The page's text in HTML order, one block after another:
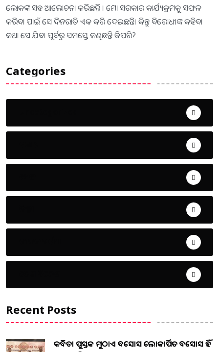
ଲୋକଙ୍କ ସହ ଆଲୋଚନା କରିଛନ୍ତି । ମୋ ସରକାର କାର୍ଯ୍ୟକ୍ରମକୁ ସଫଳ
କରିବା ପାଇଁ ସେ ଦିନରାତି ଏକ କରି ଦେଇଛନ୍ତି। କିନ୍ତୁ ବିରୋଧୀଙ୍କ କହିବା
କଥା ସେ ଯିବା ପୂର୍ବରୁ ସମସ୍ତେ ଜଣୁଛନ୍ତି କିପରି?
Categories
Recent Posts
କବିତା ପୁସ୍ତକ ମୁଠାଏ ଅବସୋସ ଲୋକାର୍ପିତ ଅବସୋସ ହିଁ